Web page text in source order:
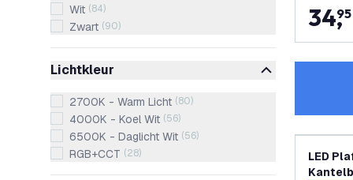
Wit (84)
Zwart (90)
Lichtkleur
2700K - Warm Licht (80)
4000K - Koel Wit (56)
6500K - Daglicht Wit (56)
RGB+CCT (28)
34,
95
LED